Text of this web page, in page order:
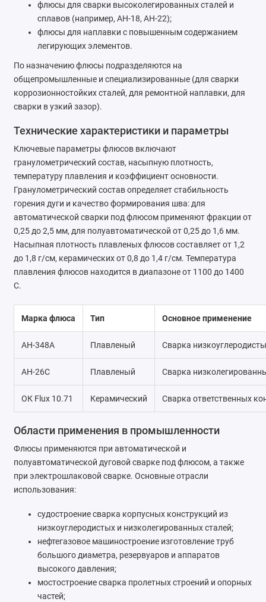
флюсы для сварки высоколегированных сталей и
сплавов (например, АН-18, АН-22);
флюсы для наплавки с повышенным содержанием
легирующих элементов.
По назначению флюсы подразделяются на
общепромышленные и специализированные (для сварки
коррозионностойких сталей, для ремонтной наплавки, для
сварки в узкий зазор).
Технические характеристики и параметры
Ключевые параметры флюсов включают
гранулометрический состав, насыпную плотность,
температуру плавления и коэффициент основности.
Гранулометрический состав определяет стабильность
горения дуги и качество формирования шва: для
автоматической сварки под флюсом применяют фракции от
0,25 до 2,5 мм, для полуавтоматической от 0,25 до 1,6 мм.
Насыпная плотность плавленых флюсов составляет от 1,2
до 1,8 г/см, керамических от 0,8 до 1,4 г/см. Температура
плавления флюсов находится в диапазоне от 1100 до 1400
C.
Марка флюса Тип Основное применение
АН-348А Плавленый Сварка
АН-26С Плавленый Сварка
ОК Flux 10.71 Керамический Сварка ответственных
Области применения в промышленности
Флюсы применяются при автоматической и
полуавтоматической дуговой сварке под флюсом, а также
при электрошлаковой сварке. Основные отрасли
использования:
судостроение сварка корпусных конструкций из
низкоуглеродистых и низколегированных сталей;
нефтегазовое машиностроение изготовление труб
большого диаметра, резервуаров и аппаратов
высокого давления;
мостостроение сварка пролетных строений и опорных
частей;